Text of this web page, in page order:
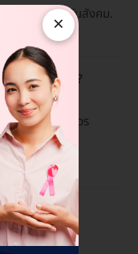
าร่วมสิทธิประกันสังคม.
ที่มีอายุเท่าไหร่?
หญิงทุกวัย แต่ควร
×